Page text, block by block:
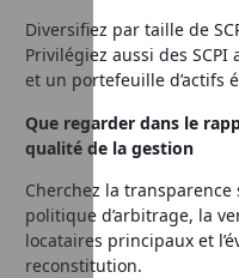
Diversifiez par taille de
Privilégiez aussi des
et un portefeuille d’actifs
Que regarder dans le
qualité de la gestion
Cherchez la
politique d’arbitrage, la
locataires principaux et
reconstitution.